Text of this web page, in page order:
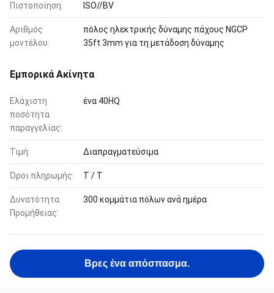
Πιστοποίηση: ISO//BV
Αριθμός
μοντέλου:
πόλος ηλεκτρικής δύναμης πάχους NGCP
35ft 3mm για τη μετάδοση δύναμης
Εμπορικά Ακίνητα
Ελάχιστη
ποσότητα
παραγγελίας:
ένα 40HQ
Τιμή: Διαπραγματεύσιμα
Όροι πληρωμής: T / T
Δυνατότητα
Προμήθειας:
300 κομμάτια πόλων ανά ημέρα
Βρες ένα απόσπασμα.